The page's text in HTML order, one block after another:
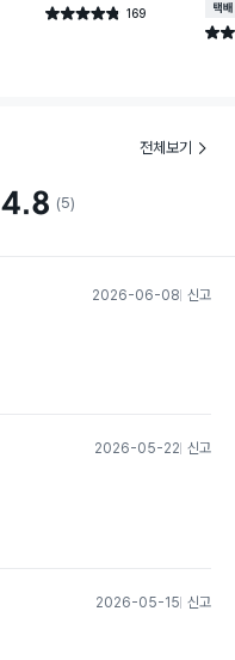
별점 4.8점 169
건 작성
택배
별점
전체보기
4.8 (5)
2026-06-08 신고
2026-05-22 신고
2026-05-15 신고